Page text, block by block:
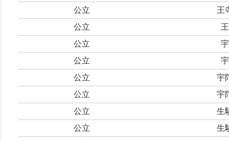
公立
王
公立
公立
公立
公立
宇
公立
宇
公立
生
公立
生